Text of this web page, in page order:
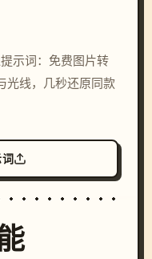
cyberpunk sunset, neon
8k --v 6.0
示词：免费图片转
光线，几秒还原同款